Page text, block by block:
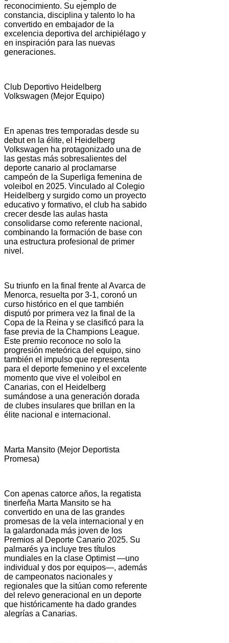
reconocimiento. Su ejemplo de
constancia, disciplina y talento lo ha
convertido en embajador de la
excelencia deportiva del archipiélago y
en inspiración para las nuevas
generaciones.
Club Deportivo Heidelberg
Volkswagen (Mejor Equipo)
En apenas tres temporadas desde su
debut en la élite, el Heidelberg
Volkswagen ha protagonizado una de
las gestas más sobresalientes del
deporte canario al proclamarse
campeón de la Superliga femenina de
voleibol en 2025. Vinculado al Colegio
Heidelberg y surgido como un proyecto
educativo y formativo, el club ha sabido
crecer desde las aulas hasta
consolidarse como referente nacional,
combinando la formación de base con
una estructura profesional de primer
nivel.
Su triunfo en la final frente al Avarca de
Menorca, resuelta por 3-1, coronó un
curso histórico en el que también
disputó por primera vez la final de la
Copa de la Reina y se clasificó para la
fase previa de la Champions League.
Este premio reconoce no solo la
progresión meteórica del equipo, sino
también el impulso que representa
para el deporte femenino y el excelente
momento que vive el voleibol en
Canarias, con el Heidelberg
sumándose a una generación dorada
de clubes insulares que brillan en la
élite nacional e internacional.
Marta Mansito (Mejor Deportista
Promesa)
Con apenas catorce años, la regatista
tinerfeña Marta Mansito se ha
convertido en una de las grandes
promesas de la vela internacional y en
la galardonada más joven de los
Premios al Deporte Canario 2025. Su
palmarés ya incluye tres títulos
mundiales en la clase Optimist —uno
individual y dos por equipos—, además
de campeonatos nacionales y
regionales que la sitúan como referente
del relevo generacional en un deporte
que históricamente ha dado grandes
alegrías a Canarias.